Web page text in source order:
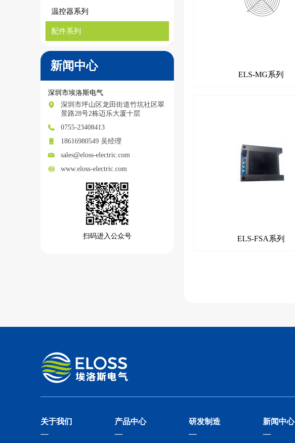
发展历程 ▶
合作伙伴 ▶
温控器系列
配件系列
ELS-MG系列
ELS-FSA系列
深圳市埃洛斯电气
新闻中心
深圳市坪山区龙田街道竹坑社区翠
景路28号2栋迈乐大厦十层
0755-23408413
18616980549 吴经理
sales@eloss-electric.com
www.eloss-electric.com
扫码进入公众号
关于我们
—
研发制造
—
新闻中心
—
产品中心
—